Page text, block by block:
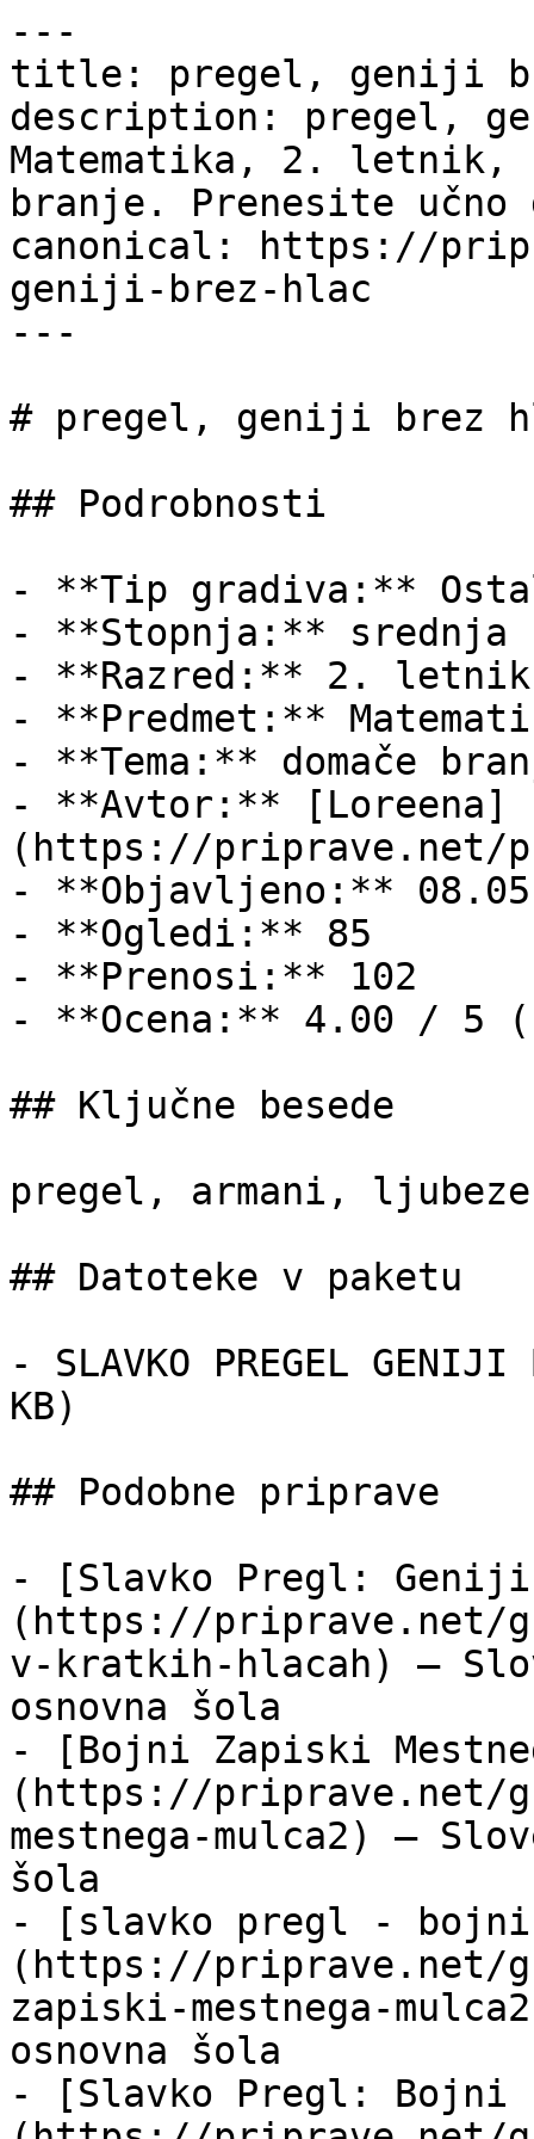
---
title: pregel, geniji
description: pregel,
Matematika, 2. letnik,
branje. Prenesite
canonical: https://
geniji-brez-hlac
---
# pregel, geniji brez
## Podrobnosti
- **Tip gradiva:**
- **Stopnja:** srednja
- **Razred:** 2. letnik
- **Predmet:**
- **Tema:** domače
- **Avtor:** [Loreena]
(https://priprave.net/
- **Objavljeno:**
- **Ogledi:** 85
- **Prenosi:** 102
- **Ocena:** 4.00 / 5
## Ključne besede
pregel, armani,
## Datoteke v paketu
- SLAVKO PREGEL
KB)
## Podobne priprave
- [Slavko Pregl:
(https://priprave.net/
v-kratkih-hlacah) —
osnovna šola
- [Bojni Zapiski
(https://priprave.net/
mestnega-mulca2) —
šola
- [slavko pregl - bojni
(https://priprave.net/
zapiski-mestnega-
osnovna šola
- [Slavko Pregl: Bojni